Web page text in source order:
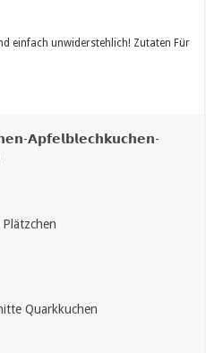
einfach unwiderstehlich! Zutaten Für
𝗔𝗽𝗳𝗲𝗹𝗯𝗹𝗲𝗰𝗵𝗸𝘂𝗰𝗵𝗲𝗻-
Quarkkuchen